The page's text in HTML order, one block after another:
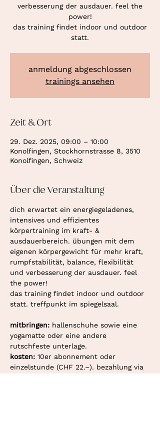
verbesserung der ausdauer. feel the
power!
das training findet indoor und outdoor
statt.
anmeldung abgeschlossen
trainings ansehen
Zeit & Ort
29. Dez. 2025, 09:00 – 10:00
Konolfingen, Stockhornstrasse 8, 3510
Konolfingen, Schweiz
Über die Veranstaltung
dich erwartet ein energiegeladenes,
intensives und effizientes
körpertraining im kraft- &
ausdauerbereich. übungen mit dem
eigenen körpergewicht für mehr kraft,
rumpfstabilität, balance, flexibilität
und verbesserung der ausdauer. feel
the power!
das training findet indoor und outdoor
statt. treffpunkt im spiegelsaal.
mitbringen: hallenschuhe sowie eine
yogamatte oder eine andere
rutschfeste unterlage.
kosten: 10er abonnement oder
einzelstunde (CHF 22.–). bezahlung via